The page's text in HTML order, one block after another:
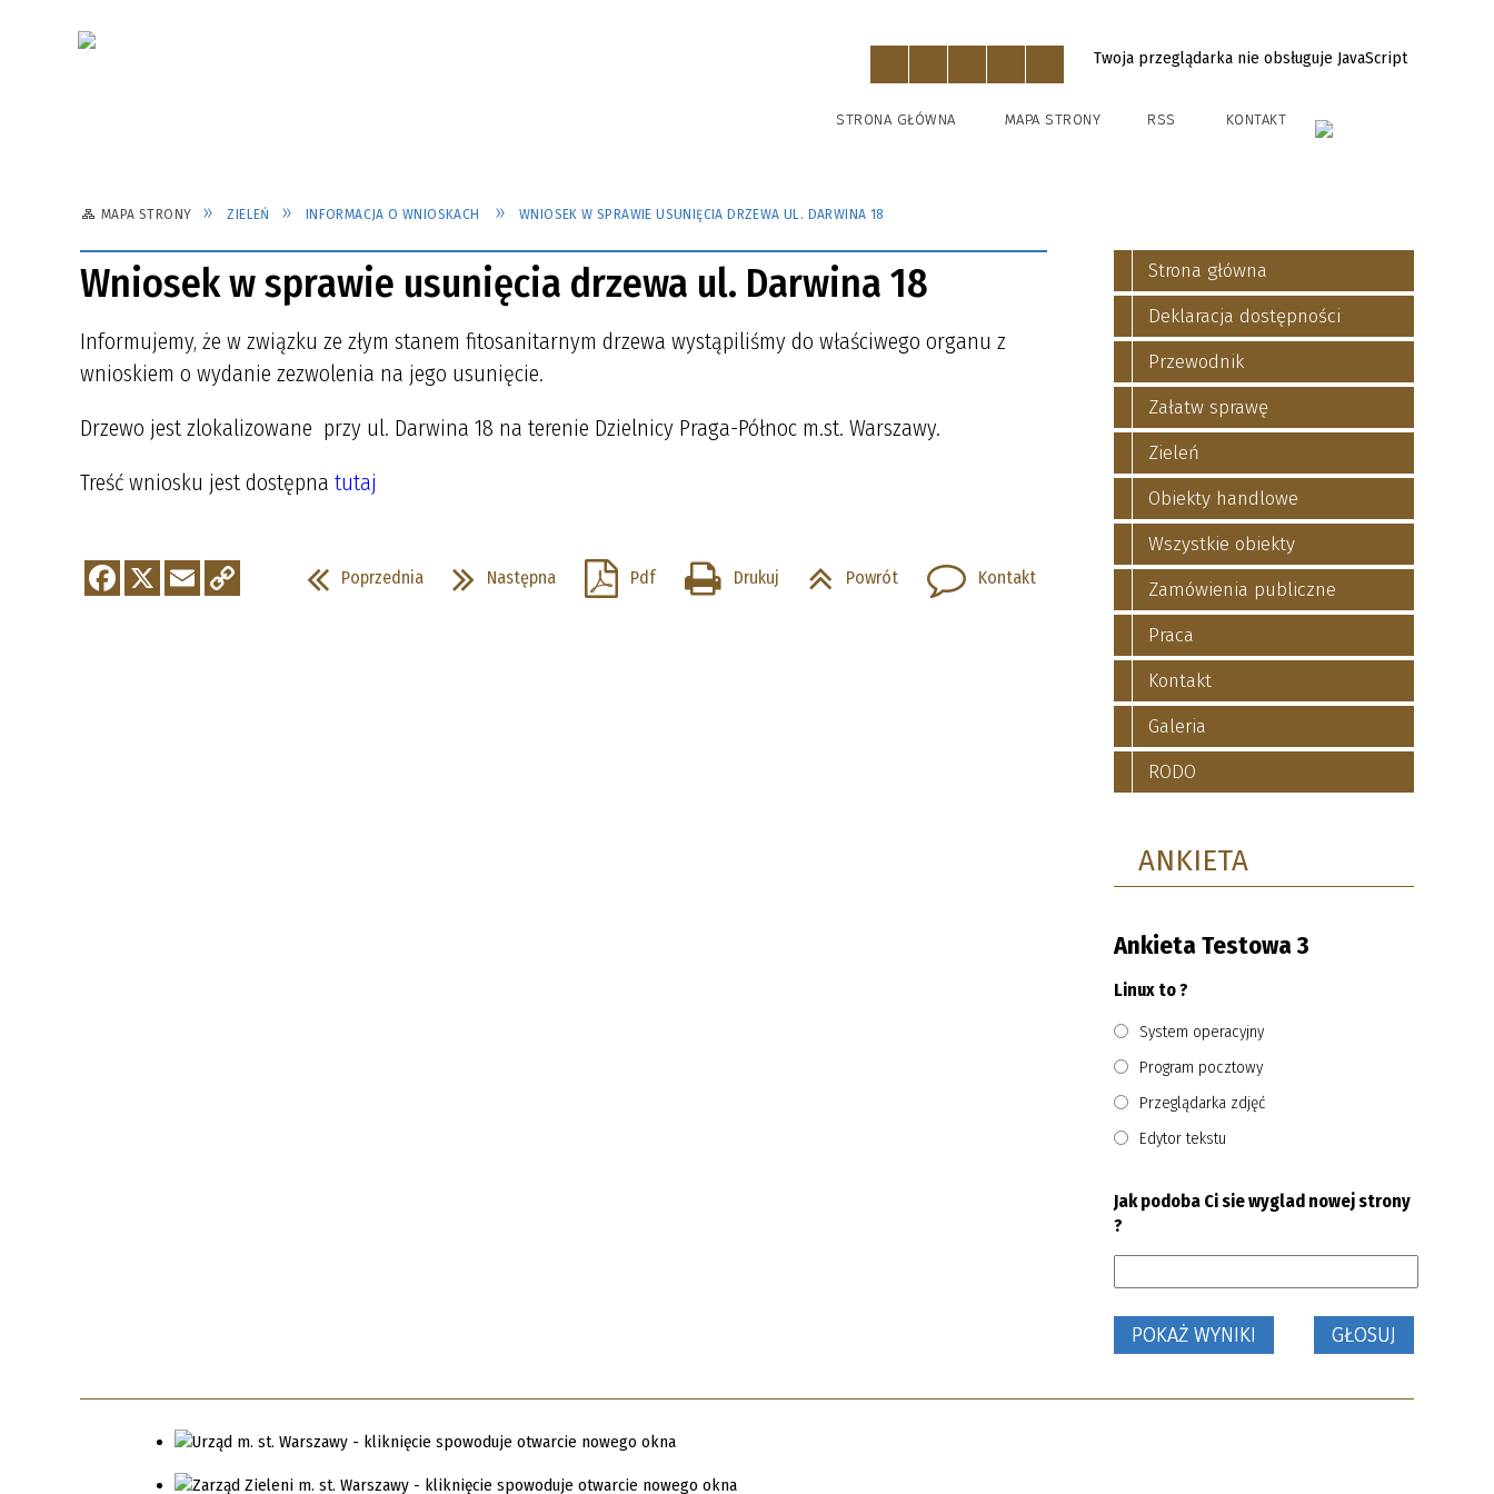
Twoja przeglądarka nie obsługuje JavaScript
STRONA GŁÓWNA MAPA STRONY RSS KONTAKT
MAPA STRONY ZIELEŃ INFORMACJA O WNIOSKACH WNIOSEK W SPRAWIE USUNIĘCIA DRZEWA UL. DARWINA 18
Wniosek w sprawie usunięcia drzewa ul. Darwina 18
Informujemy, że w związku ze złym stanem fitosanitarnym drzewa wystąpiliśmy do właściwego organu z
wnioskiem o wydanie zezwolenia na jego usunięcie.
Drzewo jest zlokalizowane przy ul. Darwina 18 na terenie Dzielnicy Praga-Północ m.st. Warszawy.
Treść wniosku jest dostępna tutaj
Poprzednia Następna Pdf Drukuj Powrót Kontakt
Strona główna
Deklaracja dostępności
Przewodnik
Załatw sprawę
Zieleń
Obiekty handlowe
Wszystkie obiekty
Zamówienia publiczne
Praca
Kontakt
Galeria
RODO
ANKIETA
Ankieta Testowa 3
Linux to ?
System operacyjny
Program pocztowy
Przeglądarka zdjęć
Edytor tekstu
Jak podoba Ci sie wyglad nowej strony
?